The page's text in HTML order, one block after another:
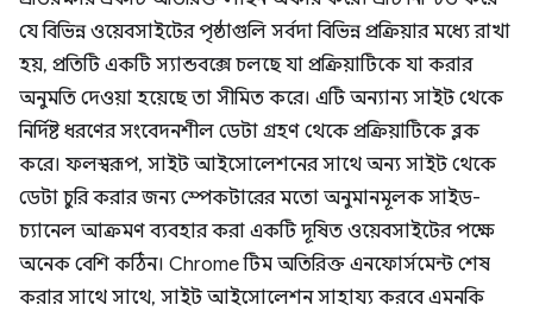
যে বিভিন্ন ওয়েবসাইটের পৃষ্ঠাগুলি সর্বদা বিভিন্ন প্রক্রিয়ার মধ্যে রাখা
হয়, প্রতিটি একটি স্যান্ডবক্সে চলছে যা প্রক্রিয়াটিকে যা করার
অনুমতি দেওয়া হয়েছে তা সীমিত করে। এটি অন্যান্য সাইট থেকে
নির্দিষ্ট ধরণের সংবেদনশীল ডেটা গ্রহণ থেকে প্রক্রিয়াটিকে ব্লক
করে। ফলস্বরূপ, সাইট আইসোলেশনের সাথে অন্য সাইট থেকে
ডেটা চুরি করার জন্য স্পেকটারের মতো অনুমানমূলক সাইড-
চ্যানেল আক্রমণ ব্যবহার করা একটি দূষিত ওয়েবসাইটের পক্ষে
অনেক বেশি কঠিন। Chrome টিম অতিরিক্ত এনফোর্সমেন্ট শেষ
করার সাথে সাথে, সাইট আইসোলেশন সাহায্য করবে এমনকি